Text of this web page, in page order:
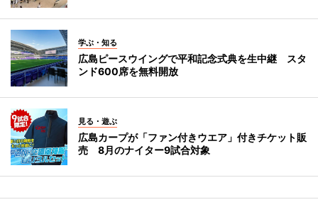
学ぶ・知る
広島ピースウイングで平和記念式典を生中継 スタ
ンド600席を無料開放
見る・遊ぶ
広島カープが「ファン付きウエア」付きチケット販
売 8月のナイター9試合対象